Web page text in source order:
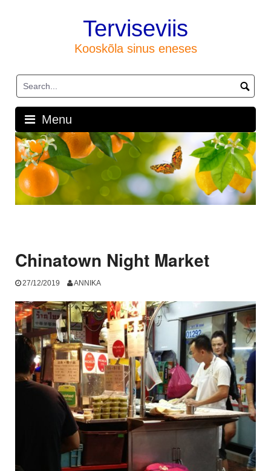
Terviseviis
Kooskõla sinus eneses
Menu
Chinatown Night Market
27/12/2019 ANNIKA